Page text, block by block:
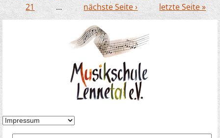
21
… nächste Seite › letzte Seite »